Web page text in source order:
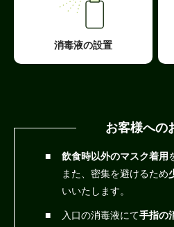
消毒液の設置
お客様への
飲食時以外のマスク着用
また、密集を避けるため
いいたします。
入口の消毒液にて手指の